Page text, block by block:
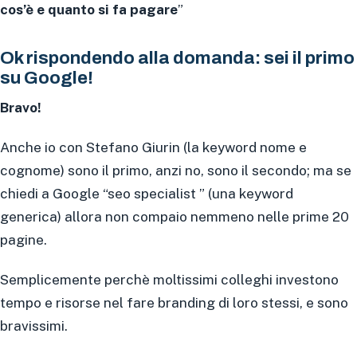
cos’è e quanto si fa pagare”
Ok rispondendo alla domanda: sei il primo
su Google!
Bravo!
Anche io con Stefano Giurin (la keyword nome e
cognome) sono il primo, anzi no, sono il secondo; ma se
chiedi a Google “seo specialist ” (una keyword
generica) allora non compaio nemmeno nelle prime 20
pagine.
Semplicemente perchè moltissimi colleghi investono
tempo e risorse nel fare branding di loro stessi, e sono
bravissimi.